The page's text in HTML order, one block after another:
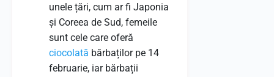
unele țări, cum ar fi Japonia
și Coreea de Sud, femeile
sunt cele care oferă
ciocolată bărbaților pe 14
februarie, iar bărbații